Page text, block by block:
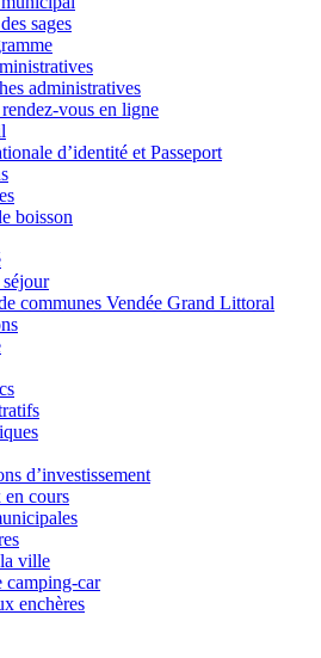
sages
administratives
vous en ligne
d’identité et Passeport
boisson
communes Vendée Grand Littoral
d’investissement
en cours
ville
camping-car
enchères